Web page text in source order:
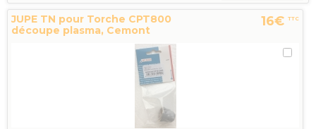
JUPE TN pour Torche CPT800
découpe plasma, Cemont
16€ TTC